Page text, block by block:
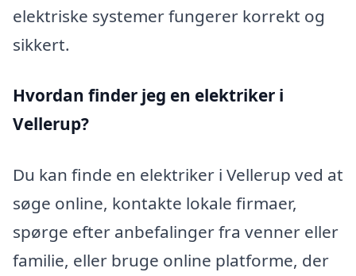
elektriske systemer fungerer korrekt og
sikkert.
Hvordan finder jeg en elektriker i
Vellerup?
Du kan finde en elektriker i Vellerup ved at
søge online, kontakte lokale firmaer,
spørge efter anbefalinger fra venner eller
familie, eller bruge online platforme, der